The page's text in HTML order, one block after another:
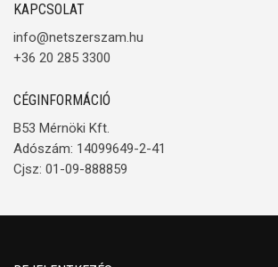
KAPCSOLAT
info@netszerszam.hu
+36 20 285 3300
CÉGINFORMÁCIÓ
B53 Mérnöki Kft.
Adószám: 14099649-2-41
Cjsz: 01-09-888859